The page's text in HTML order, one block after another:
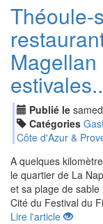
Théoule-
Publié le
Catégories
Côte d'Azur &
A quelques
le quartier de La
et sa plage de sable
Cité du Festival du
Lire l'article